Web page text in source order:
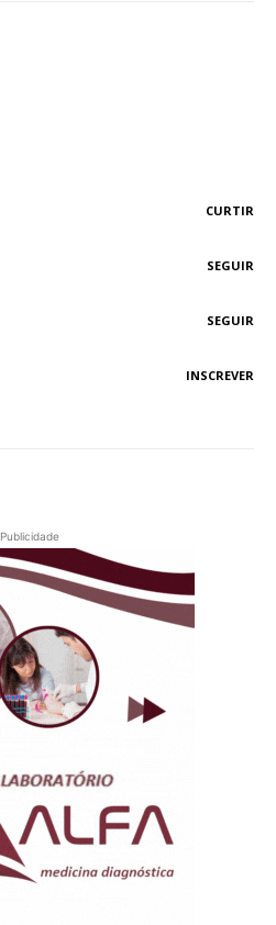
CURTIR
SEGUIR
SEGUIR
INSCREVER
Publicidade